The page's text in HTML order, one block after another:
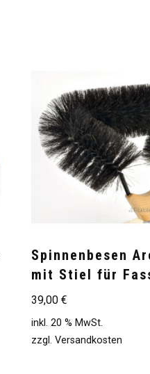
Spinnenbesen
mit Stiel für
39,00€
inkl. 20 % MwSt.
zzgl.Versandkosten